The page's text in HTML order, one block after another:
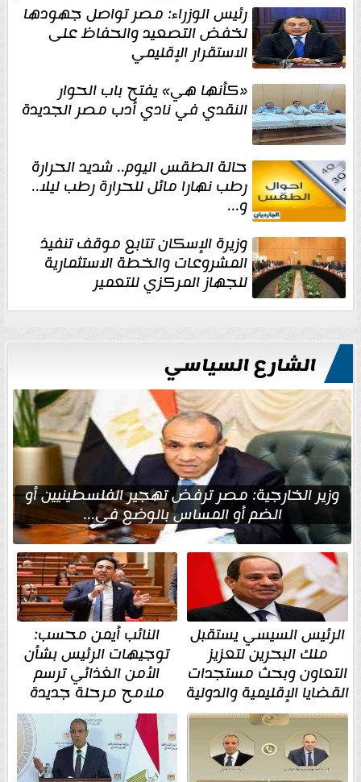
رئيس الوزراء: مصر تواصل جهودها
لخفض التصعيد والحفاظ على
الاستقرار الإقليمي
«كأنها هي» يفتح باب الحوار
النقدي في نادي أدب مصر الجديدة
حالة الطقس اليوم.. شديد الحرارة
رطب نهارا مائل للحرارة رطب ليلا..
و...
وزيرة الإسكان تتابع موقف تنفيذ
المشروعات والخطة الاستثمارية
للجهاز المركزي للتعمير
الشارع السياسي
وزير الخارجية: مصر ترفض تهجير الفلسطينيين أو
الضم أو المساس بالوضع في...
الرئيس السيسي يستقبل
ملك البحرين لتعزيز
التعاون وبحث مستجدات
القضايا الإقليمية والدولية
النائب أيمن محسب:
توجيهات الرئيس بشأن
الأمن الغذائي ترسم
ملامح مرحلة جديدة